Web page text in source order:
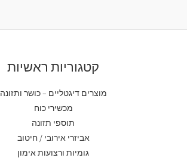
קטגוריות ראשיות
מוצרים דיגטליים – כושר ותזונה
מכשירי כוח
תוספי תזונה
אביזרי אירובי / חיטוב
גומיות ורצועות אימון